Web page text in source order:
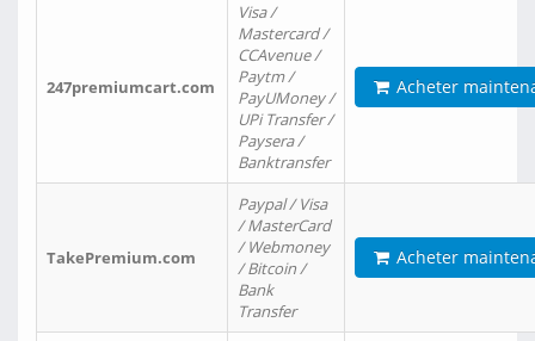
247premiumcart.com
Visa /
Mastercard /
CCAvenue /
Paytm /
PayUMoney /
UPi Transfer /
Paysera /
Banktransfer
Acheter
TakePremium.com
Paypal / Visa
/ MasterCard
/ Webmoney
/ Bitcoin /
Bank
Transfer
Acheter